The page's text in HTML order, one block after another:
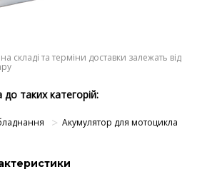
складі та терміни доставки залежать від
таких категорій:
Акумулятор для мотоцикла